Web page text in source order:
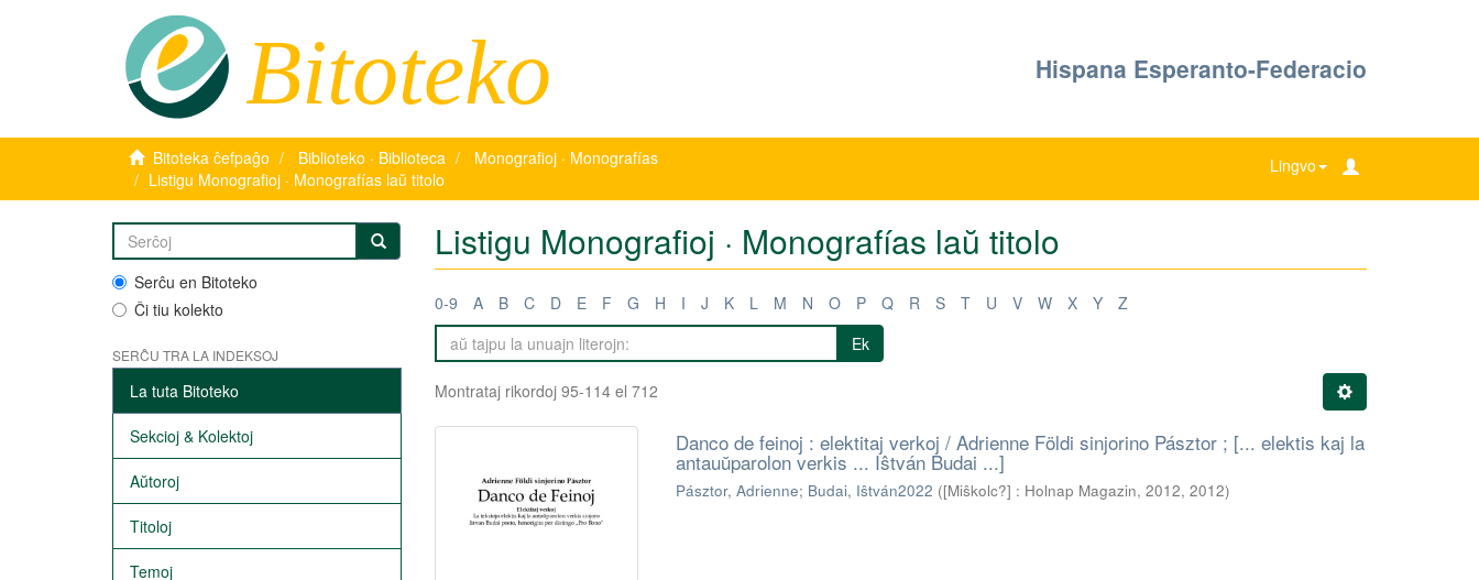
Bitoteko Hispana Esperanto-Federacio
Bitoteka ĉefpaĝo Biblioteko · Biblioteca
Monografioj · Monografías
Listigu Monografioj · Monografías laŭ titolo
Lingvo
Serĉu en Bitoteko
Ĉi tiu kolekto
SERĈU TRA LA INDEKSOJ
La tuta Bitoteko
Sekcioj & Kolektoj
Aŭtoroj
Titoloj
Temoj
Listigu Monografioj · Monografías laŭ titolo
0-9 A B C D E F G H I J K L M N O P Q R S T U V W X Y
Z
Ek
Montrataj rikordoj 95-114 el 712
Danco de feinoj : elektitaj verkoj / Adrienne Földi sinjorino Pásztor ; [... elektis kaj la
antauŭparolon verkis ... Iŝtván Budai ...]
Pásztor, Adrienne; Budai, Iŝtván2022 ([Miŝkolc?] : Holnap Magazin, 2012, 2012)